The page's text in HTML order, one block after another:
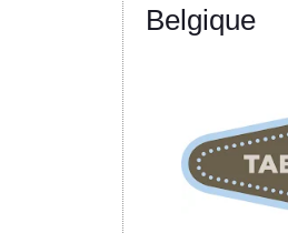
Belgique